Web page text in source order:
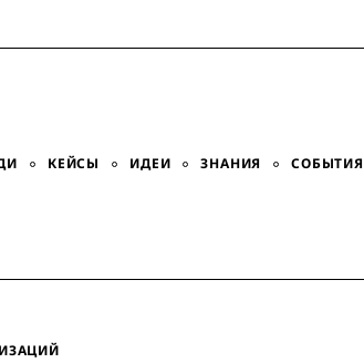
КЕЙСЫ ИДЕИ ЗНАНИЯ СОБЫТИЯ